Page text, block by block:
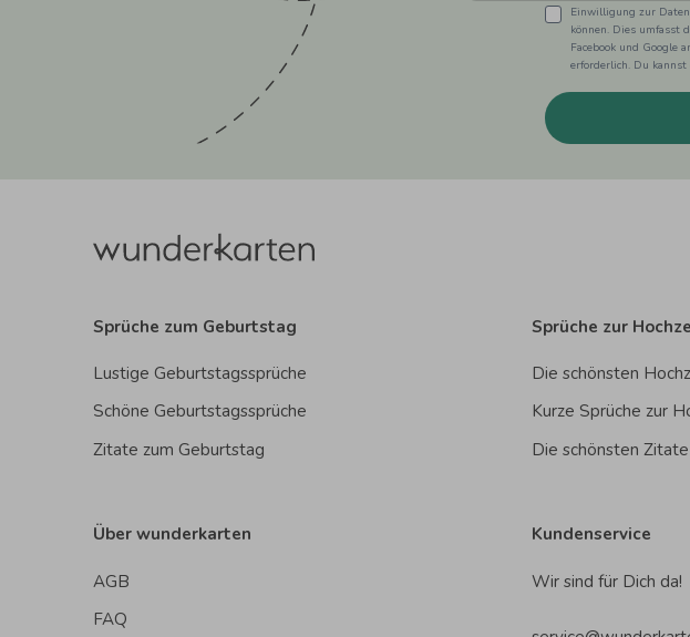
Einwilligung zur
können. Dies umfasst
Facebook und Google
erforderlich. Du
Sprüche zum Geburtstag
Lustige Geburtstagssprüche
Schöne Geburtstagssprüche
Zitate zum Geburtstag
Sprüche zur
Die schönsten
Kurze Sprüche zur
Die schönsten
Über wunderkarten
AGB
FAQ
Kundenservice
Wir sind für Dich da!